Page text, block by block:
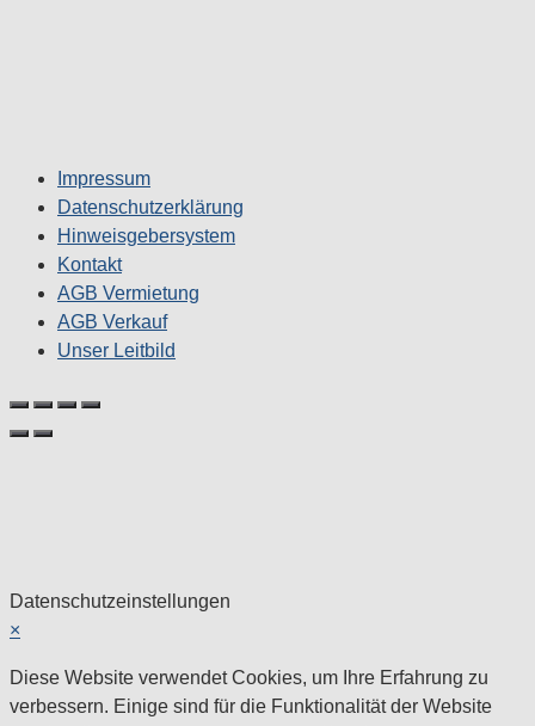
Impressum
Datenschutzerklärung
Hinweisgebersystem
Kontakt
AGB Vermietung
AGB Verkauf
Unser Leitbild
Datenschutzeinstellungen
×
Diese Website verwendet Cookies, um Ihre Erfahrung zu
verbessern. Einige sind für die Funktionalität der Website